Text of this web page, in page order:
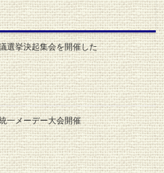
選挙決起集会を開催した
一メーデー大会開催